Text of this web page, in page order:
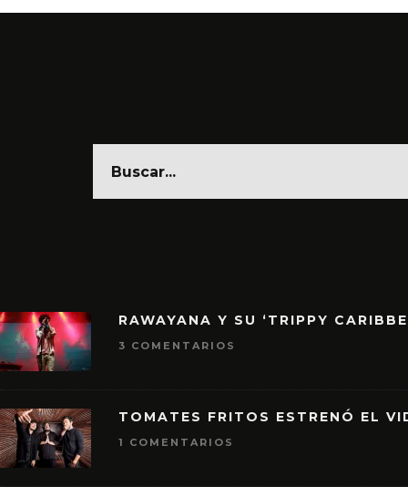
RAWAYANA Y SU ‘TRIPPY
3 COMENTARIOS
TOMATES FRITOS ESTRENÓ EL
1 COMENTARIOS